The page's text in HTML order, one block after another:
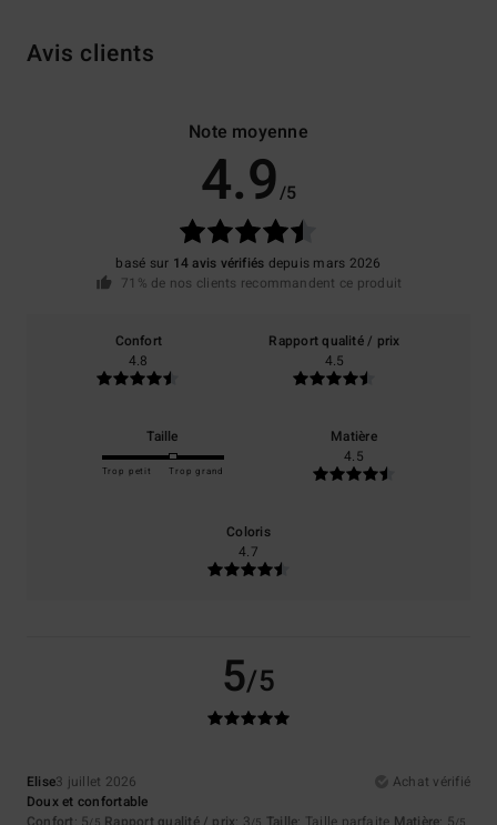
Avis clients
Note moyenne
4.9/5
basé sur 14 avis vérifiés depuis mars 2026
71% de nos clients recommandent ce produit
Confort
4.8
Rapport qualité / prix
4.5
Taille
Trop petit Trop grand
Matière
4.5
Coloris
4.7
5/5
Elise3 juillet 2026
Achat vérifié
Doux et confortable